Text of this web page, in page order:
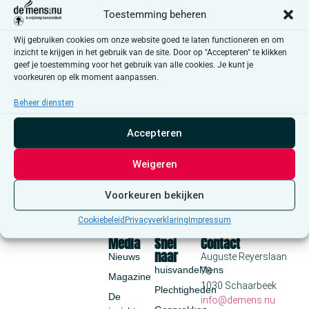
Toestemming beheren
Wij gebruiken cookies om onze website goed te laten functioneren en om
inzicht te krijgen in het gebruik van de site. Door op "Accepteren" te klikken
geef je toestemming voor het gebruik van alle cookies. Je kunt je
voorkeuren op elk moment aanpassen.
Beheer diensten
Accepteren
Weigeren
Voorkeuren bekijken
Cookiebeleid Privacyverklaring Impressum
Photo
View
Snel
naar
huisvandeMens
Plechtigheden
Media
Nieuws
Magazine
De
Contact
Auguste Reyerslaan
70
1030 Schaarbeek
info@demens.nu